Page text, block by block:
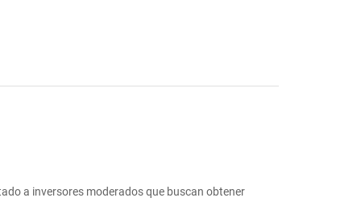
a inversores moderados que buscan obtener